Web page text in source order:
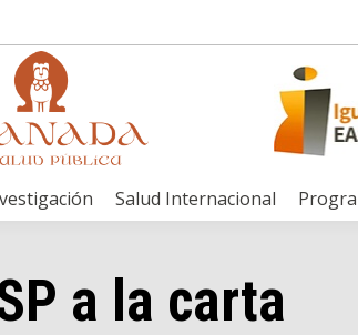
Salud Internacional
a la carta